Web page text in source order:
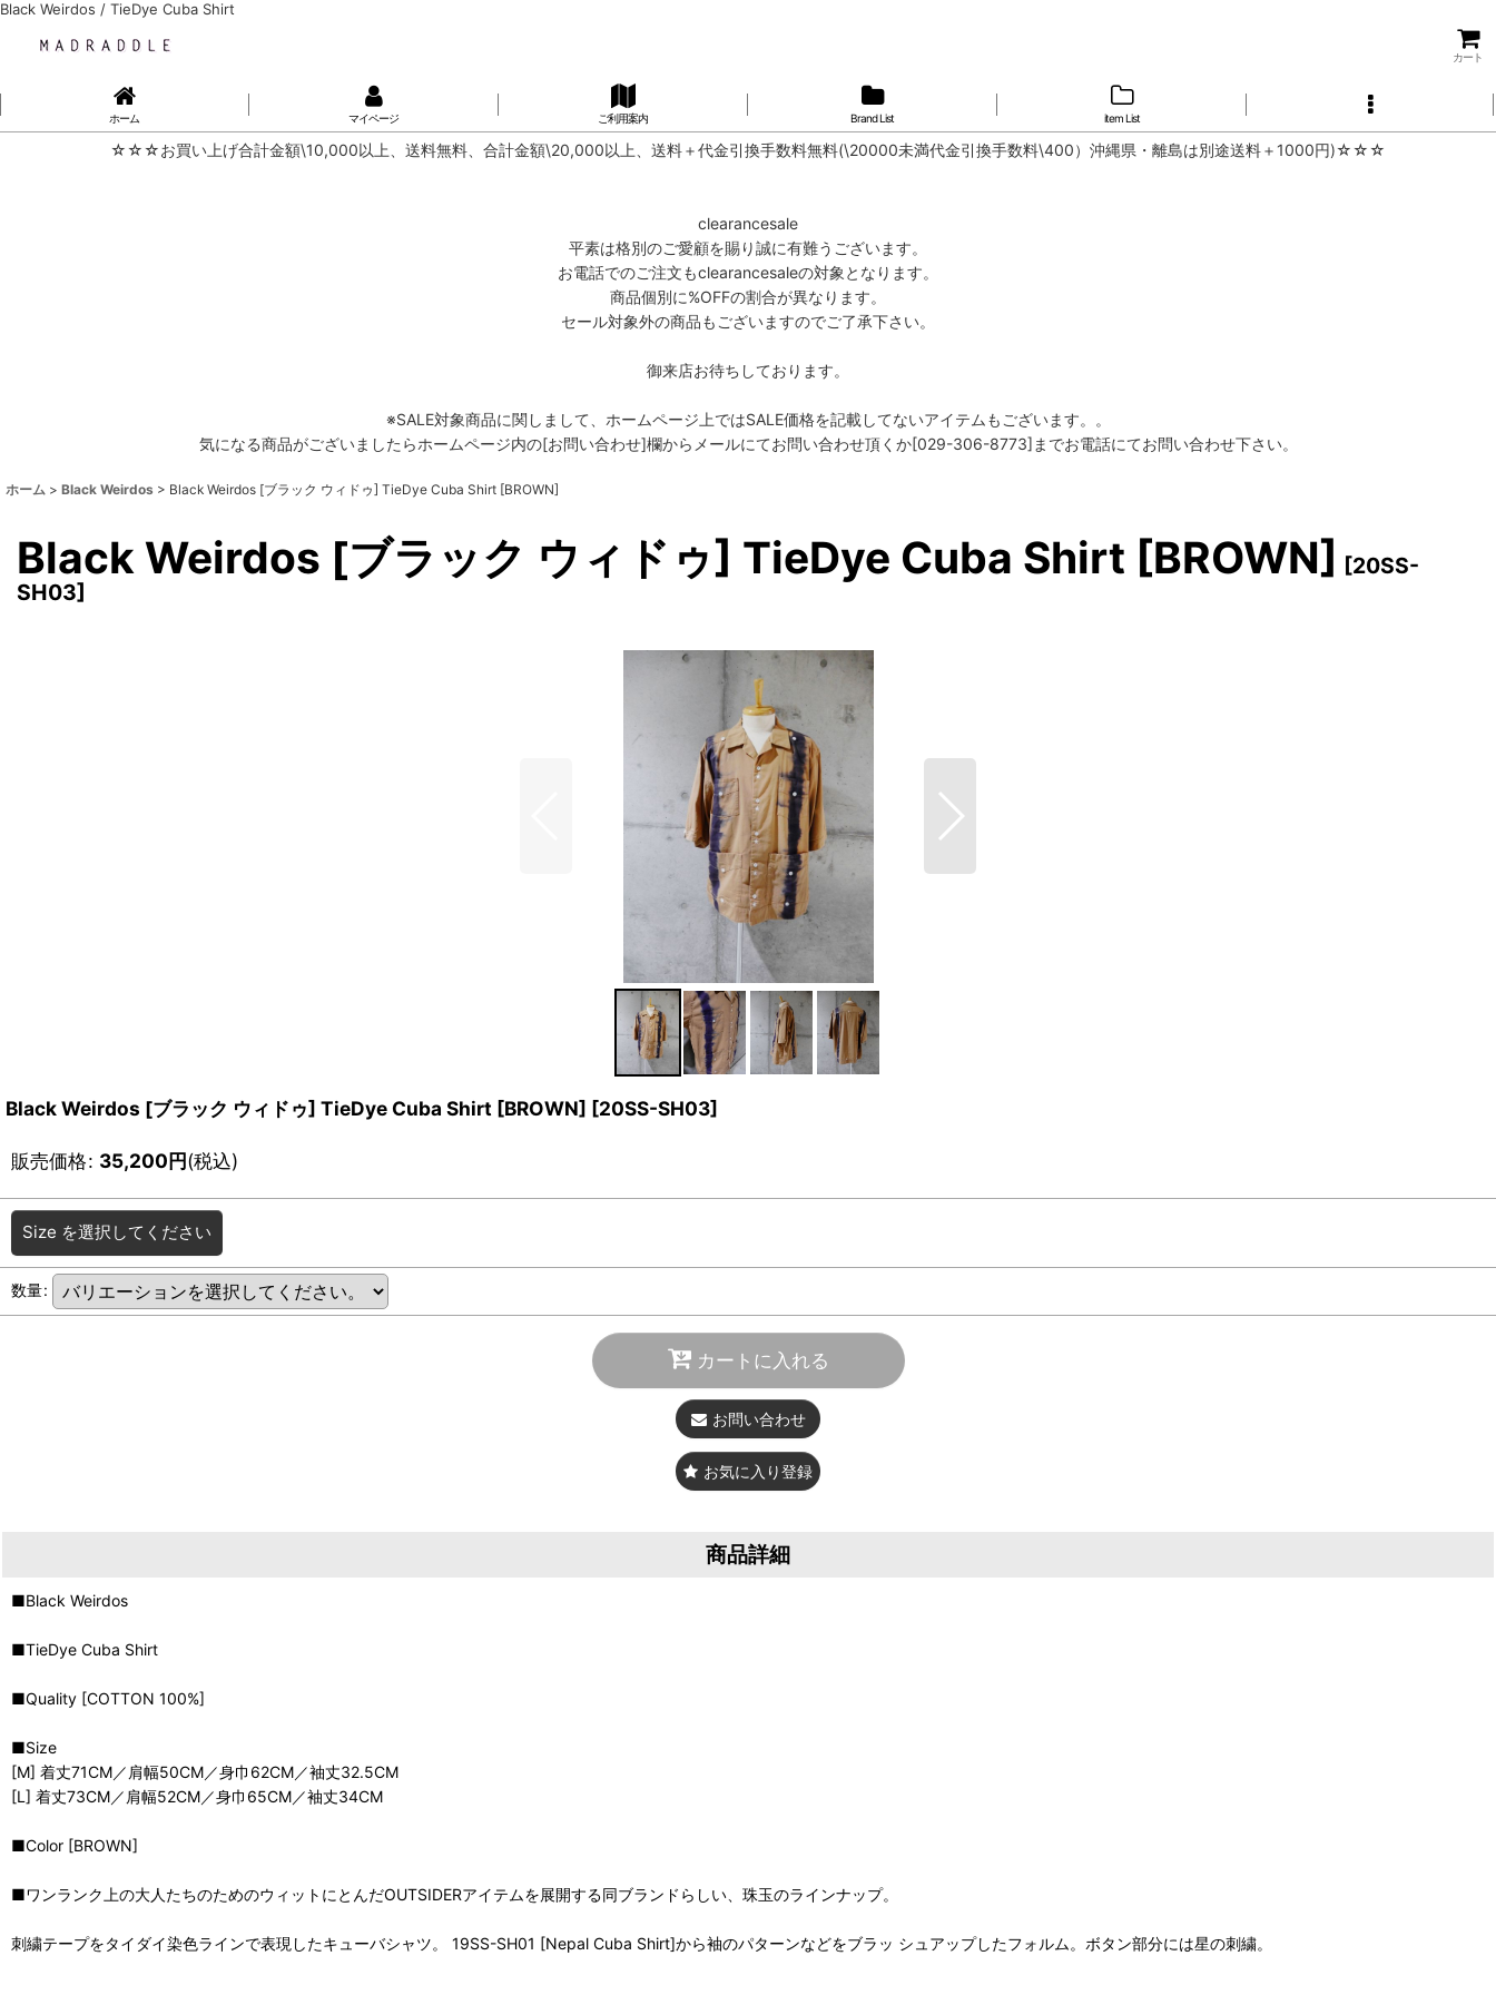
Black Weirdos / TieDye Cuba Shirt
カート
ホーム マイページ ご利用案内 Brand List item List
☆☆☆お買い上げ合計金額\10,000以上、送料無料、合計金額\20,000以上、送料＋代金引換手数料無料(\20000未満代金引換手数料\400）沖縄県・離島は別途送料＋1000円)☆☆☆
clearancesale
平素は格別のご愛顧を賜り誠に有難うございます。
お電話でのご注文もclearancesaleの対象となります。
商品個別に%OFFの割合が異なります。
セール対象外の商品もございますのでご了承下さい。
御来店お待ちしております。
※SALE対象商品に関しまして、ホームページ上ではSALE価格を記載してないアイテムもございます。。
気になる商品がございましたらホームページ内の[お問い合わせ]欄からメールにてお問い合わせ頂くか[029-306-8773]までお電話にてお問い合わせ下さい。
ホーム > Black Weirdos > Black Weirdos [ブラック ウィドゥ] TieDye Cuba Shirt [BROWN]
Black Weirdos [ブラック ウィドゥ] TieDye Cuba Shirt [BROWN] [20SS-
SH03]
Black Weirdos [ブラック ウィドゥ] TieDye Cuba Shirt [BROWN] [20SS-SH03]
販売価格: 35,200円(税込)
Size を選択してください
数量:
カートに入れる
お問い合わせ
お気に入り登録
商品詳細
■Black Weirdos
■TieDye Cuba Shirt
■Quality [COTTON 100%]
■Size
[M] 着丈71CM／肩幅50CM／身巾62CM／袖丈32.5CM
[L] 着丈73CM／肩幅52CM／身巾65CM／袖丈34CM
■Color [BROWN]
■ワンランク上の大人たちのためのウィットにとんだOUTSIDERアイテムを展開する同ブランドらしい、珠玉のラインナップ。
刺繍テープをタイダイ染色ラインで表現したキューバシャツ。 19SS-SH01 [Nepal Cuba Shirt]から袖のパターンなどをブラッ シュアップしたフォルム。ボタン部分には星の刺繍。